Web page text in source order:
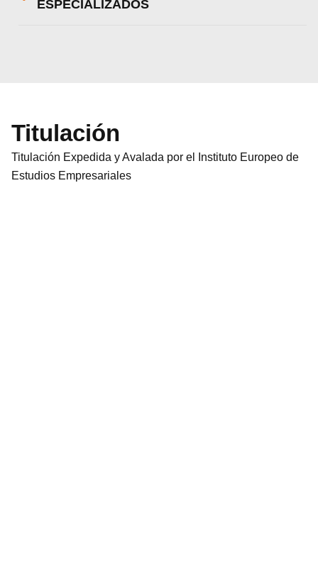
ESPECIALIZADOS
Titulación
Titulación Expedida y Avalada por el Instituto Europeo de
Estudios Empresariales